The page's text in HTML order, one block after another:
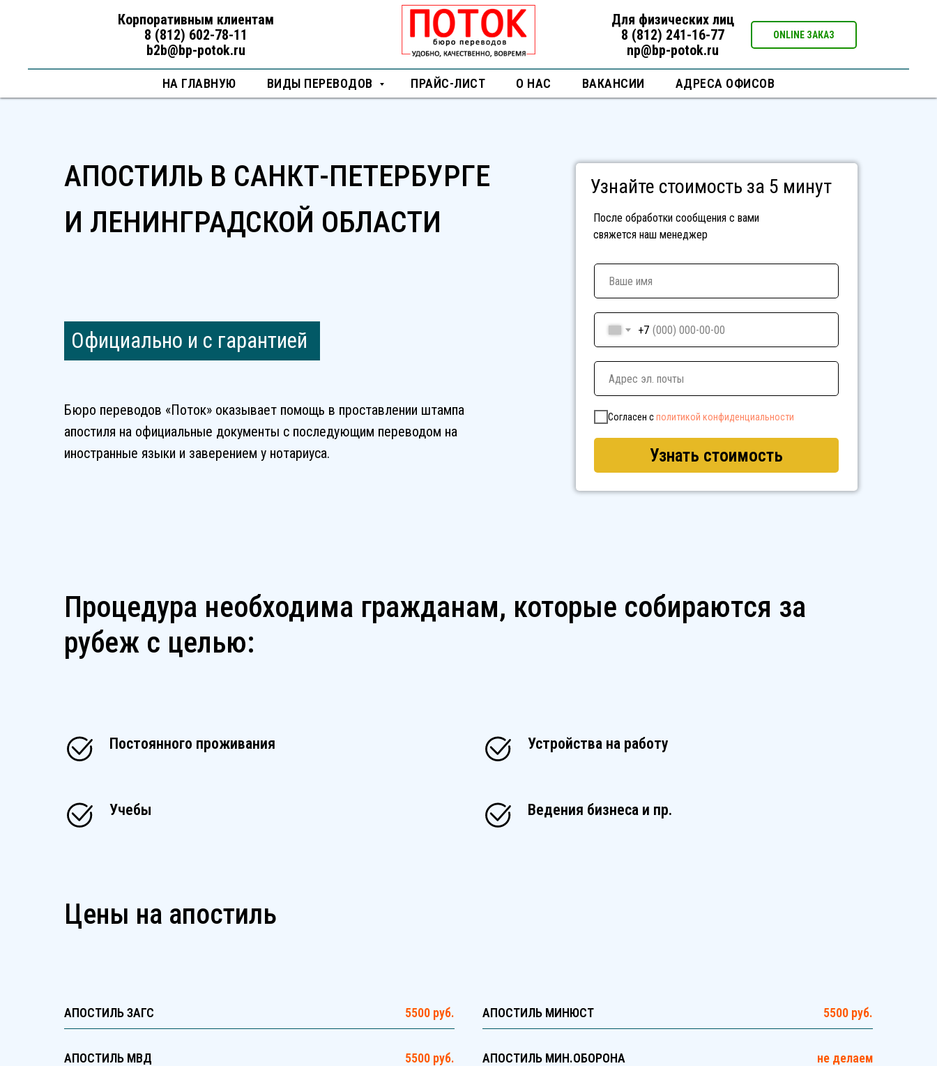
Корпоративным клиентам
8 (812) 602-78-11
b2b@bp-potok.ru
Для физических лиц
8 (812) 241-16-77
np@bp-potok.ru
ONLINE ЗАКАЗ
НА ГЛАВНУЮ ВИДЫ ПЕРЕВОДОВ ПРАЙС-ЛИСТ О НАС ВАКАНСИИ АДРЕСА ОФИСОВ
АПОСТИЛЬ В САНКТ-ПЕТЕРБУРГЕ
И ЛЕНИНГРАДСКОЙ ОБЛАСТИ
Официально и с гарантией
Бюро переводов «Поток» оказывает помощь в проставлении штампа
апостиля на официальные документы с последующим переводом на
иностранные языки и заверением у нотариуса.
+7
Согласен сполитикой конфиденциальности
Узнать стоимость
Узнайте стоимость за 5 минут
После обработки сообщения с вами
свяжется наш менеджер
Процедура необходима гражданам, которые собираются за
рубеж с целью:
Постоянного проживания Устройства на работу
Учебы Ведения бизнеса и пр.
Цены на апостиль
АПОСТИЛЬ ЗАГС 5500 руб.
АПОСТИЛЬ МВД 5500 руб.
АПОСТИЛЬ МИНЮСТ 5500 руб.
АПОСТИЛЬ МИН.ОБОРОНА не делаем